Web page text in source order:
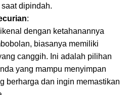
dipindah.
:
dengan ketahanannya
biasanya memiliki
canggih. Ini adalah pilihan
yang mampu menyimpan
berharga dan ingin memastikan